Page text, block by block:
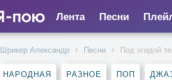
Лента Песни
Шрикер Александр Песни Под эгидой
НАРОДНАЯ РАЗНОЕ ПОП